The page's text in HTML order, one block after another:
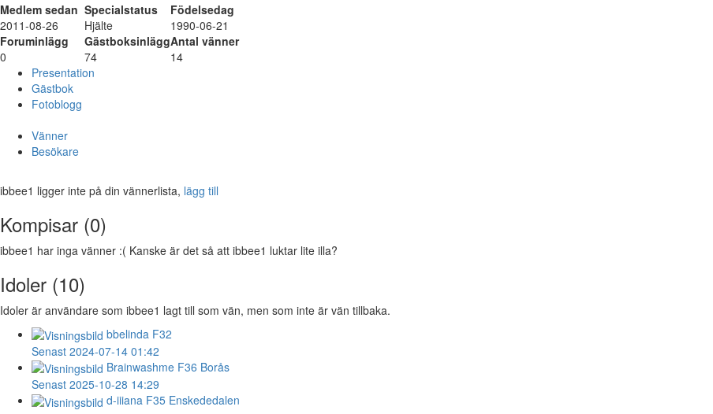
Medlem sedan Specialstatus
Födelsedag
2011-08-26
Hjälte
1990-06-21
Foruminlägg
GästboksinläggAntal vänner
0
74
14
Presentation
Gästbok
Fotoblogg
Vänner
Besökare
ibbee1 ligger inte på din vännerlista, lägg till
Kompisar (0)
ibbee1 har inga vänner :( Kanske är det så att ibbee1 luktar lite illa?
Idoler (10)
Idoler är användare som ibbee1 lagt till som vän, men som inte är vän tillbaka.
bbelinda F32
Senast 2024-07-14 01:42
Brainwashme F36 Borås
Senast 2025-10-28 14:29
d-iiiana F35 Enskededalen